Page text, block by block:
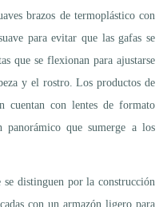
brazos de termoplástico con
para evitar que las gafas se
que se flexionan para ajustarse
y el rostro. Los productos de
cuentan con lentes de formato
que sumerge a los
se distinguen por la construcción
con un armazón ligero para